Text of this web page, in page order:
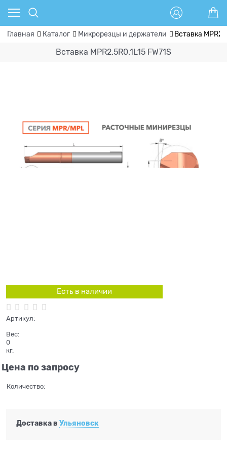
Главная Каталог Микрорезцы и держатели Вставка
Вставка MPR2.5R0.1L15 FW71S
Есть в наличии
Артикул:
Вес:
0
кг.
Цена по запросу
Количество:
Доставка в Ульяновск